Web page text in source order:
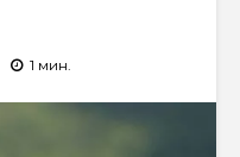
1 мин.